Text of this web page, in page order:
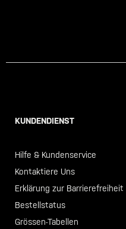
KUNDENDIENST
Hilfe & Kundenservice
Kontaktiere Uns
Erklärung zur Barrierefreiheit
Bestellstatus
Grössen-Tabellen